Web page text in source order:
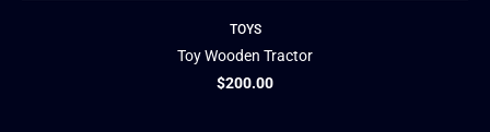
TOYS
Toy Wooden Tractor
$200.00